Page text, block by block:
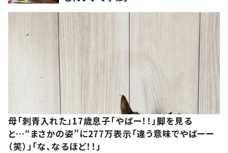
母「刺青入れた」17歳息子「やばー！！」脚を見る
と…“まさかの姿”に277万表示「違う意味でやばーー
（笑）」「な、なるほど！！」